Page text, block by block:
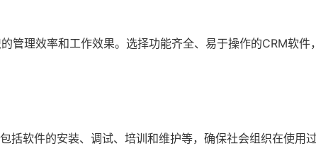
管理效率和工作效果。选择功能齐全、易于操作的CRM软件
括软件的安装、调试、培训和维护等，确保社会组织在使用